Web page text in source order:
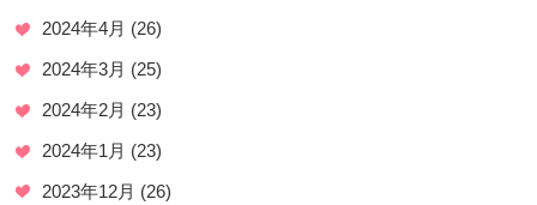
2024年4月 (26)
2024年3月 (25)
2024年2月 (23)
2024年1月 (23)
2023年12月 (26)